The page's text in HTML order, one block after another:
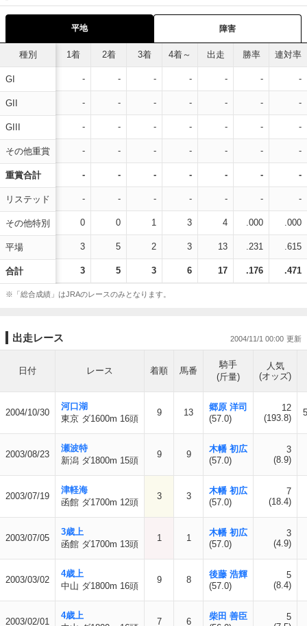
平地 障害
種別
GI
GII
GIII
その他重賞
重賞合計
リステッド
その他特別
平場
合計
1着 2着 3着 4着～ 出走 勝率 連対率
- - - - - - -
- - - - - - -
- - - - - - -
- - - - - - -
- - - - - - -
- - - - - - -
0 0 1 3 4 .000 .000
3 5 2 3 13 .231 .615
3 5 3 6 17 .176 .471
※「総合成績」はJRAのレースのみとなります。
出走レース 2004/11/1 00:00
日付 レース 着順 馬番
騎手
(斤量)
人気
(オッズ)
2004/10/30
河口湖
東京 ダ1600m 16頭
9 13
郷原 洋司
(57.0)
12
(193.8)
2003/08/23
瀬波特
新潟 ダ1800m 15頭
9 9
木幡 初広
(57.0)
3
(8.9)
2003/07/19
津軽海
函館 ダ1700m 12頭
3 3
木幡 初広
(57.0)
7
(18.4)
2003/07/05
3歳上
函館 ダ1700m 13頭
1 1
木幡 初広
(57.0)
3
(4.9)
2003/03/02
4歳上
中山 ダ1800m 16頭
9 8
後藤 浩輝
(57.0)
5
(8.4)
2003/02/01
4歳上
7 6
柴田 善臣
5